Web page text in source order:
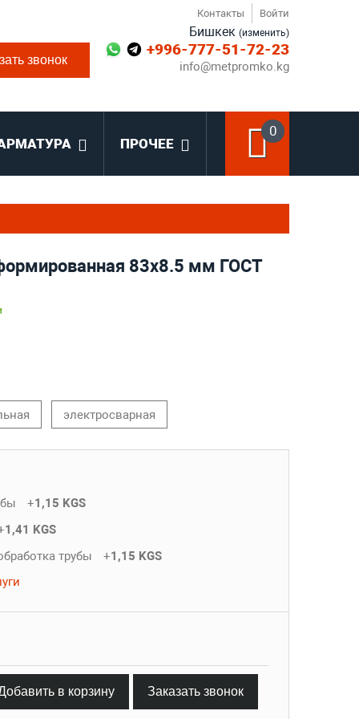
Бишкек (изменить)
+996-777-51-72-23
info@metpromko.kg
Контакты Войти
звонок
0
ПРОЧЕЕ
83х8.5 мм ГОСТ
электросварная
+1,15 KGS
1,41 KGS
трубы
+1,15 KGS
в корзину Заказать звонок